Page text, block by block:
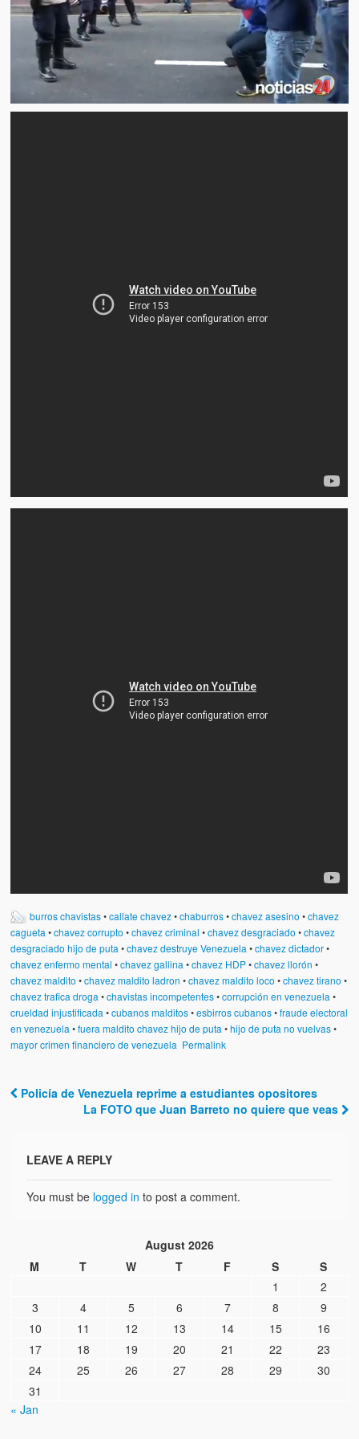
El Tipo y los Rojos en Los Teques (The Jerk and the Reds in
Teques)
Hablé con Chavistas (I spoke with chavistas)
Radio Emisoras y canales de televisión clausurados por el
de Chávez hasta el 2009
Fotos
burros chavistas•callate chavez•chaburros•chavez asesino •chavez
cagueta •chavez corrupto •chavez criminal •chavez desgraciado •chavez
desgraciado hijo de puta •chavez destruye Venezuela •chavez dictador•
chavez enfermo mental •chavez gallina •chavez HDP•chavez llorón •
chavez maldito •chavez maldito ladron •chavez maldito loco •chavez tirano •
chavez trafica droga •chavistas incompetentes•corrupción en venezuela •
crueldad injustificada •cubanos malditos•esbirros cubanos•fraude electoral
en venezuela •fuera maldito chavez hijo de puta •hijo de puta no vuelvas•
mayor crimen financiero de venezuela Permalink
Post navigation
Policía de Venezuela reprime a estudiantes opositores
La FOTO que Juan Barreto no quiere que veas
LEAVE A REPLY
You must be logged in to post a comment.
August 2026
M
T W T F S
S
1
2
3
4 5 6 7 8
9
10
11 12 13 14 15
16
17
18 19 20 21 22
23
24
25 26 27 28 29
30
31
« Jan